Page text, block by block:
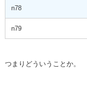
n78
n79
つまりどういうことか。